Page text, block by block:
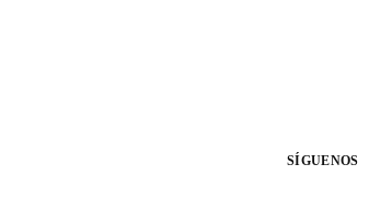
SÍGUENOS